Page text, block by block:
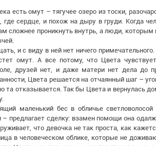
есть омут – тягучее озеро из тоски,
сердце, и похож на дыру в груди. Когда
сложнее проникнуть внутрь, а люди, которым
и с виду в ней нет ничего
омут. А все потому, что Цвета
друзей нет, и даже матери нет дела до
Цвета решается на отчаянный шаг –
та отказывается. Так бы Цвета и вернулась
маленький бес в обличье
предлагает сделку: взамен помощи она
что девочка не так проста, как
в человеческом облике, которые не